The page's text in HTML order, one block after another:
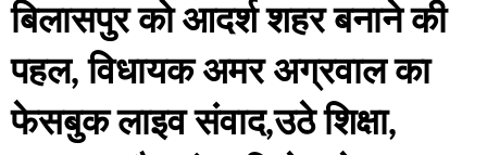
बिलासपुर को आदर्श शहर बनाने की
पहल, विधायक अमर अग्रवाल का
फेसबुक लाइव संवाद,उठे शिक्षा,